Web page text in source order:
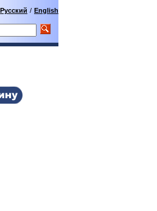
Русский / English